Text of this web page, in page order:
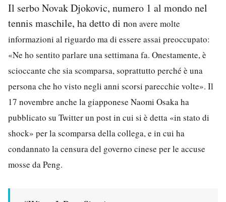
Il serbo Novak Djokovic, numero 1 al mondo nel
tennis maschile, ha detto di non avere molte
informazioni al riguardo ma di essere assai preoccupato:
«Ne ho sentito parlare una settimana fa. Onestamente, è
scioccante che sia scomparsa, soprattutto perché è una
persona che ho visto negli anni scorsi parecchie volte». Il
17 novembre anche la giapponese Naomi Osaka ha
pubblicato su Twitter un post in cui si è detta «in stato di
shock» per la scomparsa della collega, e in cui ha
condannato la censura del governo cinese per le accuse
mosse da Peng.